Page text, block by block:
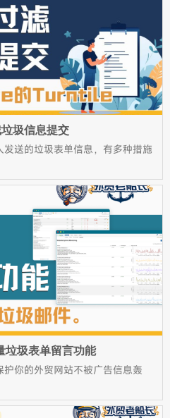
圾信息提交
送的垃圾表单信息，有多种措施
垃圾表单留言功能
你的外贸网站不被广告信息轰